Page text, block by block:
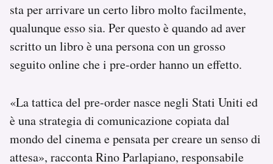
sta per arrivare un certo libro molto facilmente,
qualunque esso sia. Per questo è quando ad aver
scritto un libro è una persona con un grosso
seguito online che i pre-order hanno un effetto.
«La tattica del pre-order nasce negli Stati Uniti ed
è una strategia di comunicazione copiata dal
mondo del cinema e pensata per creare un senso di
attesa», racconta Rino Parlapiano, responsabile